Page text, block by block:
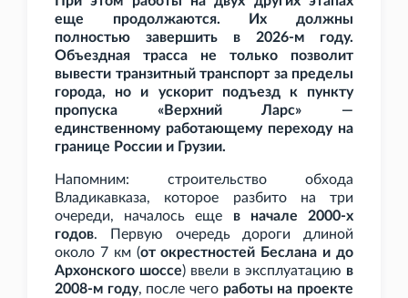
еще продолжаются. Их должны
полностью завершить в 2026-м году.
Объездная трасса не только позволит
вывести транзитный транспорт за пределы
города, но и ускорит подъезд к пункту
пропуска «Верхний Ларс» —
единственному работающему переходу на
границе России и Грузии.
Напомним: строительство обхода
Владикавказа, которое разбито на три
очереди, началось еще в начале 2000-х
годов. Первую очередь дороги длиной
около 7 км (от окрестностей Беслана и до
Архонского шоссе) ввели в эксплуатацию в
2008-м году, после чего работы на проекте